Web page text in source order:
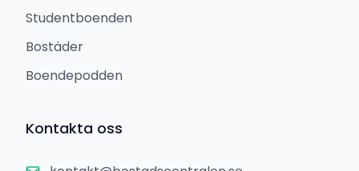
Studentboenden
Bostäder
Boendepodden
Kontakta oss